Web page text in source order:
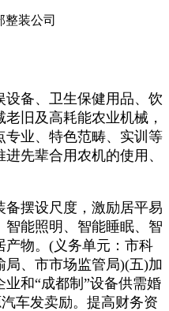
整装公司
备、卫生保健用品、饮
旧及高耗能农业机械，
专业、特色范畴、实训等
先辈合用农机的使用、
摆设尺度，激励居平易
能照明、智能睡眠、智
产物。(义务单元：市科
、市市场监管局)(五)加
和“成都制”设备供需婚
车发卖励。提高财务资